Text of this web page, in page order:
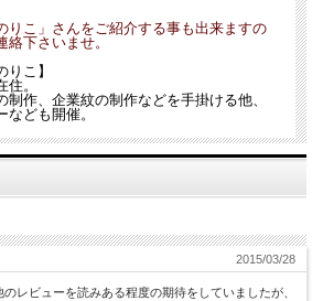
りこ」さんをご紹介する事も出来ますの
下さいませ。
りこ】
。
作、企業紋の制作などを手掛ける他、
ども開催。
2015/03/28
レビューを読みある程度の期待をしていましたが、